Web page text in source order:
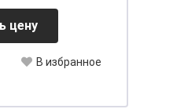
цену
В избранное